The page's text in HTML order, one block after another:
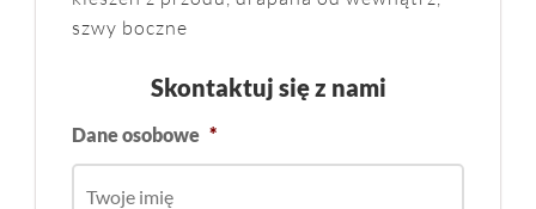
Skontaktuj się z nami
Dane osobowe *
szwy boczne